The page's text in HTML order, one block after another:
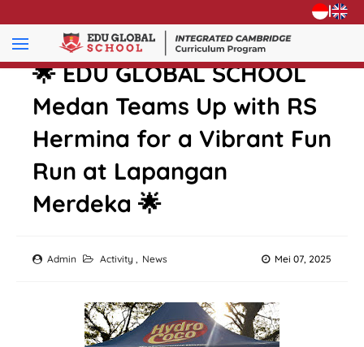
|
🌟 EDU GLOBAL SCHOOL
Medan Teams Up with RS
Hermina for a Vibrant Fun
Run at Lapangan
Merdeka 🌟
Admin Mei 07, 2025
Activity , News